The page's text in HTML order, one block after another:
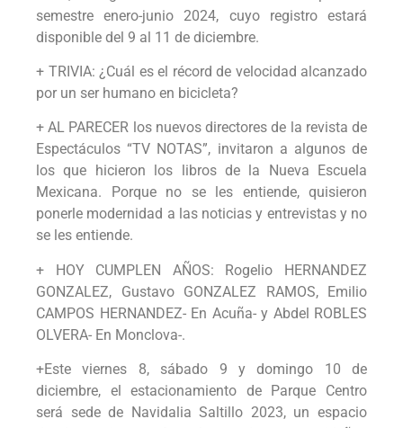
semestre enero-junio 2024, cuyo registro estará
disponible del 9 al 11 de diciembre.
+ TRIVIA: ¿Cuál es el récord de velocidad alcanzado
por un ser humano en bicicleta?
+ AL PARECER los nuevos directores de la revista de
Espectáculos “TV NOTAS”, invitaron a algunos de
los que hicieron los libros de la Nueva Escuela
Mexicana. Porque no se les entiende, quisieron
ponerle modernidad a las noticias y entrevistas y no
se les entiende.
+ HOY CUMPLEN AÑOS: Rogelio HERNANDEZ
GONZALEZ, Gustavo GONZALEZ RAMOS, Emilio
CAMPOS HERNANDEZ- En Acuña- y Abdel ROBLES
OLVERA- En Monclova-.
+Este viernes 8, sábado 9 y domingo 10 de
diciembre, el estacionamiento de Parque Centro
será sede de Navidalia Saltillo 2023, un espacio